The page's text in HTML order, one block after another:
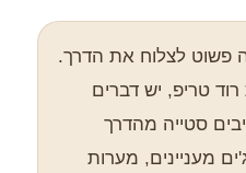
פשוט לצלוח את הדרך.
טריפ, יש דברים
סטייה מהדרך
מעניינים, מערות